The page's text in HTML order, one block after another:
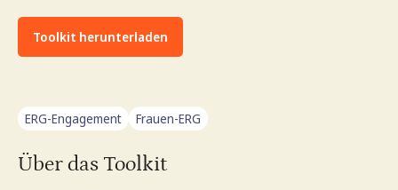
Toolkit herunterladen
ERG-Engagement Frauen-ERG
Über das Toolkit